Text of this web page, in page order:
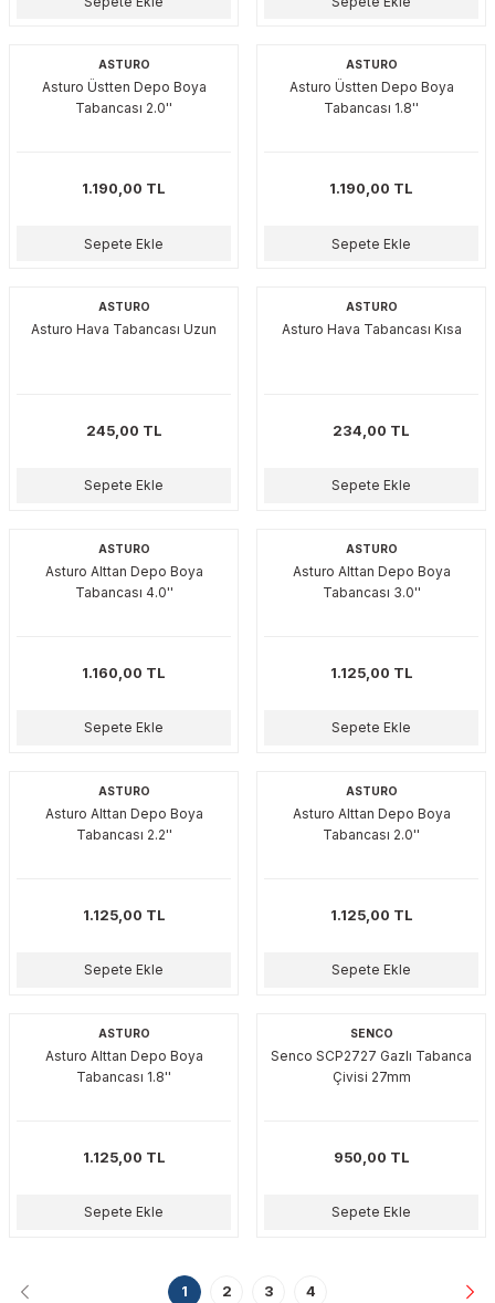
ASTURO
Asturo Üstten Depo Boya
Tabancası 2.0''
1.190,00 TL
Sepete Ekle
ASTURO
Asturo Üstten Depo Boya
Tabancası 1.8''
1.190,00 TL
Sepete Ekle
ASTURO
Asturo Hava Tabancası Uzun
245,00 TL
Sepete Ekle
ASTURO
Asturo Hava Tabancası Kısa
234,00 TL
Sepete Ekle
ASTURO
Asturo Alttan Depo Boya
Tabancası 4.0''
1.160,00 TL
Sepete Ekle
ASTURO
Asturo Alttan Depo Boya
Tabancası 3.0''
1.125,00 TL
Sepete Ekle
ASTURO
Asturo Alttan Depo Boya
Tabancası 2.2''
1.125,00 TL
Sepete Ekle
ASTURO
Asturo Alttan Depo Boya
Tabancası 2.0''
1.125,00 TL
Sepete Ekle
ASTURO
Asturo Alttan Depo Boya
Tabancası 1.8''
1.125,00 TL
Sepete Ekle
SENCO
Senco SCP2727 Gazlı Tabanca
Çivisi 27mm
950,00 TL
Sepete Ekle
1 2 3 4